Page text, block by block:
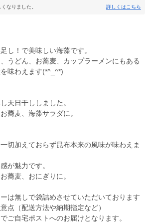
なりました。 詳しくはこちら
し！で美味しい海藻です。
うどん、お蕎麦、カップラーメンにもある
味わえます(*^_^*)
天日干ししました。
蕎麦、海藻サラダに。
切加えておらず昆布本来の風味が味わえま
が魅力です。
蕎麦、おにぎりに。
は無しで袋詰めさせていただいております
点（配送方法や納期指定など）
ご自宅ポストへのお届けとなります。